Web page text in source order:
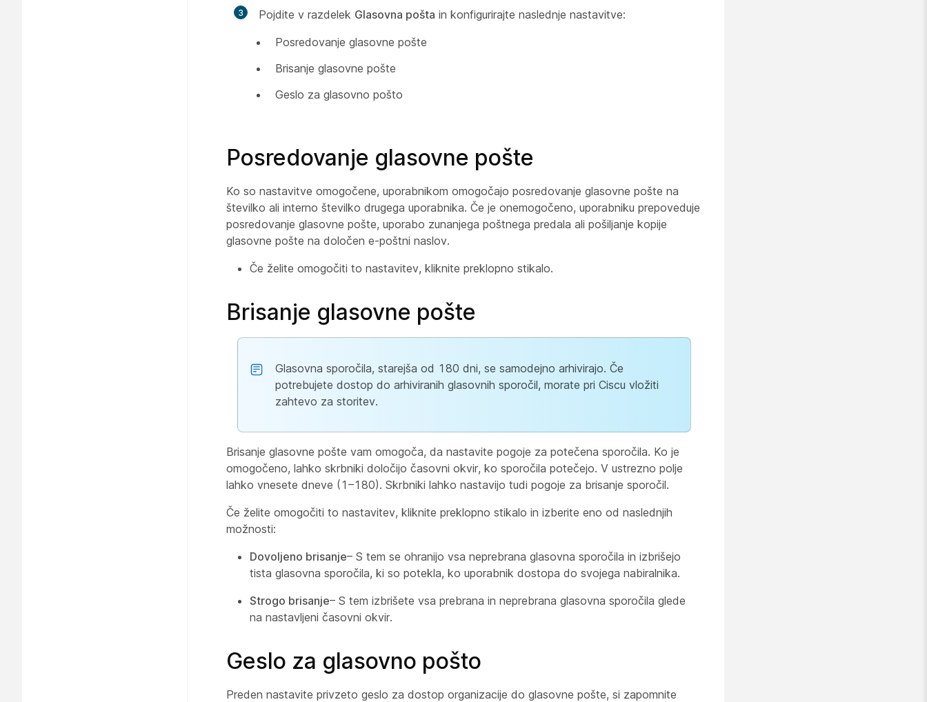
3 Pojdite v razdelek Glasovna pošta in konfigurirajte naslednje nastavitve:
Posredovanje glasovne pošte
Brisanje glasovne pošte
Geslo za glasovno pošto
Posredovanje glasovne pošte
Ko so nastavitve omogočene, uporabnikom omogočajo posredovanje glasovne pošte na
številko ali interno številko drugega uporabnika. Če je onemogočeno, uporabniku prepoveduje
posredovanje glasovne pošte, uporabo zunanjega poštnega predala ali pošiljanje kopije
glasovne pošte na določen e-poštni naslov.
Če želite omogočiti to nastavitev, kliknite preklopno stikalo.
Brisanje glasovne pošte
Glasovna sporočila, starejša od 180 dni, se samodejno arhivirajo. Če
potrebujete dostop do arhiviranih glasovnih sporočil, morate pri Ciscu vložiti
zahtevo za storitev.
Brisanje glasovne pošte vam omogoča, da nastavite pogoje za potečena sporočila. Ko je
omogočeno, lahko skrbniki določijo časovni okvir, ko sporočila potečejo. V ustrezno polje
lahko vnesete dneve (1–180). Skrbniki lahko nastavijo tudi pogoje za brisanje sporočil.
Če želite omogočiti to nastavitev, kliknite preklopno stikalo in izberite eno od naslednjih
možnosti:
Dovoljeno brisanje– S tem se ohranijo vsa neprebrana glasovna sporočila in izbrišejo
tista glasovna sporočila, ki so potekla, ko uporabnik dostopa do svojega nabiralnika.
Strogo brisanje– S tem izbrišete vsa prebrana in neprebrana glasovna sporočila glede
na nastavljeni časovni okvir.
Geslo za glasovno pošto
Preden nastavite privzeto geslo za dostop organizacije do glasovne pošte, si zapomnite